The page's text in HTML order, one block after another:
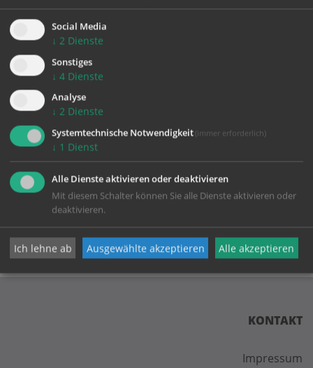
PREIS
KONTAKT
Impressum
Social Media
↓ 2 Dienste
Sonstiges
↓ 4 Dienste
Analyse
↓ 2 Dienste
Systemtechnische Notwendigkeit (immer erforderlich)
↓ 1 Dienst
Alle Dienste aktivieren oder deaktivieren
Mit diesem Schalter können Sie alle Dienste aktivieren oder
deaktivieren.
Ich lehne ab Ausgewählte akzeptieren Alle akzeptieren